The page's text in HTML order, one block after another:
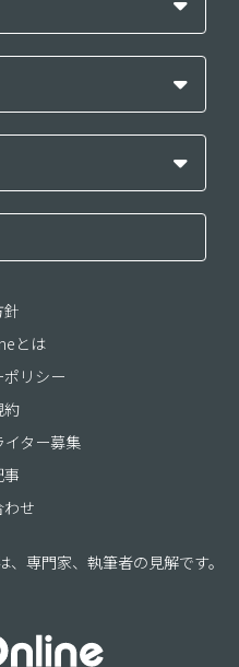
とは
リシー
約
ター募集
事
わせ
専門家、執筆者の見解です。